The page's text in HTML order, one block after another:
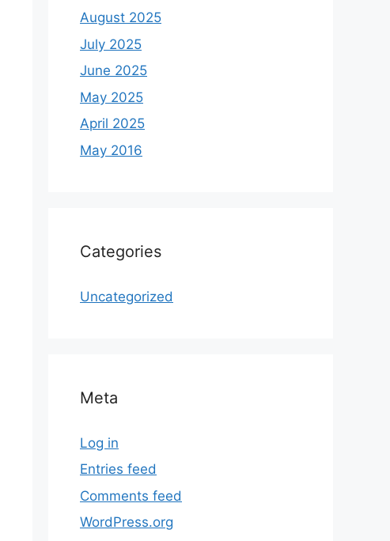
August 2025
July 2025
June 2025
May 2025
April 2025
May 2016
Categories
Uncategorized
Meta
Log in
Entries feed
Comments feed
WordPress.org